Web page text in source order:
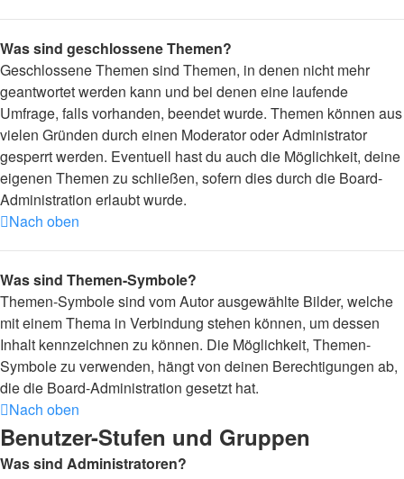
Was sind geschlossene Themen?
Geschlossene Themen sind Themen, in denen nicht mehr
geantwortet werden kann und bei denen eine laufende
Umfrage, falls vorhanden, beendet wurde. Themen können aus
vielen Gründen durch einen Moderator oder Administrator
gesperrt werden. Eventuell hast du auch die Möglichkeit, deine
eigenen Themen zu schließen, sofern dies durch die Board-
Administration erlaubt wurde.
Nach oben
Was sind Themen-Symbole?
Themen-Symbole sind vom Autor ausgewählte Bilder, welche
mit einem Thema in Verbindung stehen können, um dessen
Inhalt kennzeichnen zu können. Die Möglichkeit, Themen-
Symbole zu verwenden, hängt von deinen Berechtigungen ab,
die die Board-Administration gesetzt hat.
Nach oben
Benutzer-Stufen und Gruppen
Was sind Administratoren?